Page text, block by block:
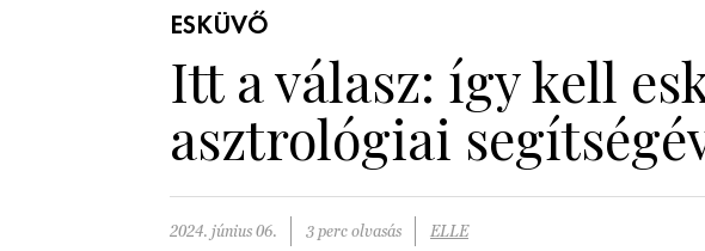
ESKÜVŐ
Itt a válasz: így kell
asztrológiai
2024. június 06. 3 perc olvasás ELLE